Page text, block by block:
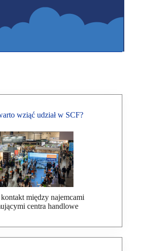
wziąć udział w SCF?
między najemcami
centra handlowe